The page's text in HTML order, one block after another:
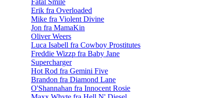
Erik fra Overloaded
Mike fra Violent Divine
Jon fra MamaKin
Oliver Weers
Luca Isabell fra Cowboy Prostitutes
Freddie Wizzp fra Baby Jane
Supercharger
Hot Rod fra Gemini Five
Brandon fra Diamond Lane
O'Shannahan fra Innocent Rosie